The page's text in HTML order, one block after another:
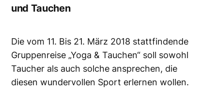
und Tauchen
Die vom 11. Bis 21. März 2018 stattfindende
Gruppenreise „Yoga & Tauchen“ soll sowohl
Taucher als auch solche ansprechen, die
diesen wundervollen Sport erlernen wollen.